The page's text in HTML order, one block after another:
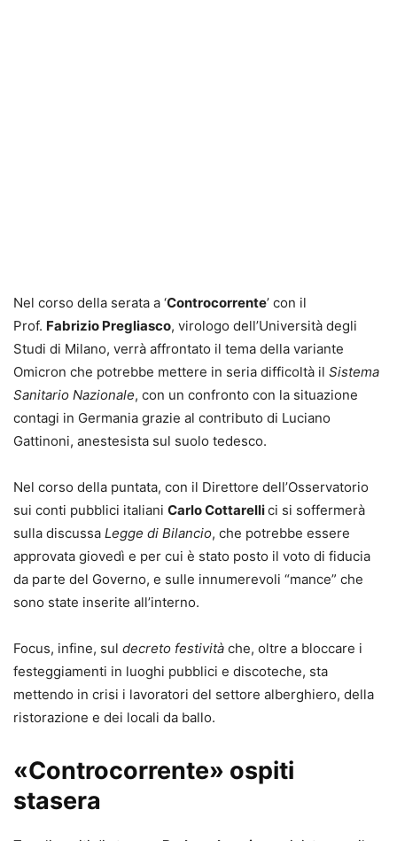
Nel corso della serata a ‘Controcorrente’ con il
Prof. Fabrizio Pregliasco, virologo dell’Università degli
Studi di Milano, verrà affrontato il tema della variante
Omicron che potrebbe mettere in seria difficoltà il Sistema
Sanitario Nazionale, con un confronto con la situazione
contagi in Germania grazie al contributo di Luciano
Gattinoni, anestesista sul suolo tedesco.
Nel corso della puntata, con il Direttore dell’Osservatorio
sui conti pubblici italiani Carlo Cottarellici si soffermerà
sulla discussa Legge di Bilancio, che potrebbe essere
approvata giovedì e per cui è stato posto il voto di fiducia
da parte del Governo, e sulle innumerevoli “mance” che
sono state inserite all’interno.
Focus, infine, sul decreto festività che, oltre a bloccare i
festeggiamenti in luoghi pubblici e discoteche, sta
mettendo in crisi i lavoratori del settore alberghiero, della
ristorazione e dei locali da ballo.
«Controcorrente» ospiti
stasera